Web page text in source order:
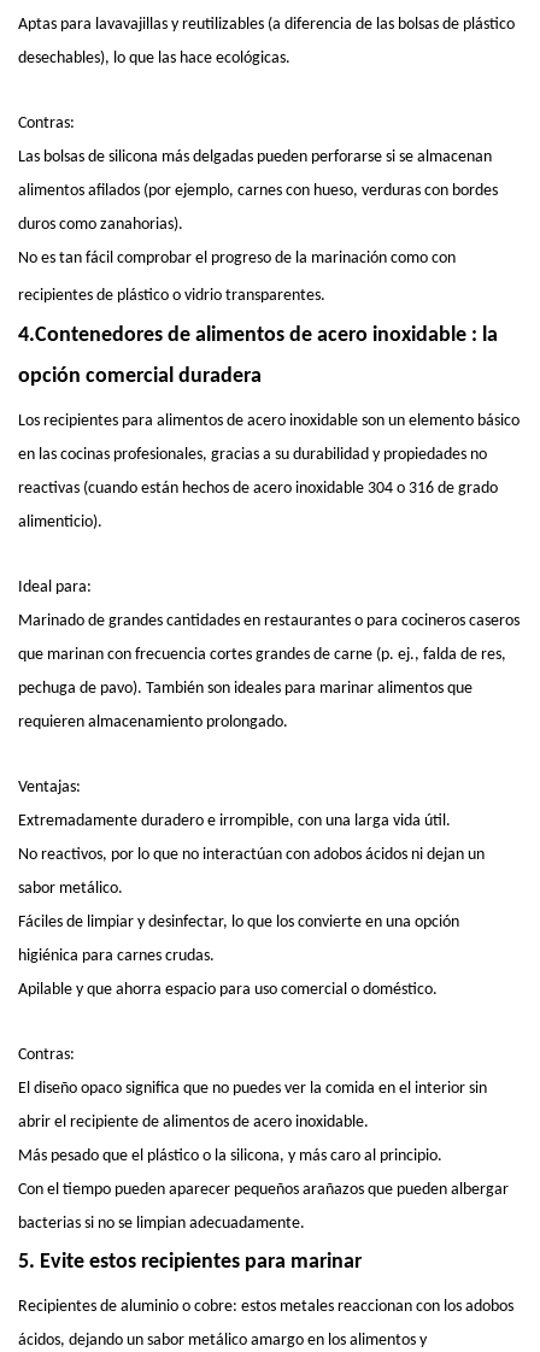
Aptas para lavavajillas y reutilizables (a diferencia de las bolsas de plástico
desechables), lo que las hace ecológicas.
Contras:
Las bolsas de silicona más delgadas pueden perforarse si se almacenan
alimentos afilados (por ejemplo, carnes con hueso, verduras con bordes
duros como zanahorias).
No es tan fácil comprobar el progreso de la marinación como con
recipientes de plástico o vidrio transparentes.
4.Contenedores de alimentos de acero inoxidable : la
opción comercial duradera
Los recipientes para alimentos de acero inoxidable son un elemento básico
en las cocinas profesionales, gracias a su durabilidad y propiedades no
reactivas (cuando están hechos de acero inoxidable 304 o 316 de grado
alimenticio).
Ideal para:
Marinado de grandes cantidades en restaurantes o para cocineros caseros
que marinan con frecuencia cortes grandes de carne (p. ej., falda de res,
pechuga de pavo). También son ideales para marinar alimentos que
requieren almacenamiento prolongado.
Ventajas:
Extremadamente duradero e irrompible, con una larga vida útil.
No reactivos, por lo que no interactúan con adobos ácidos ni dejan un
sabor metálico.
Fáciles de limpiar y desinfectar, lo que los convierte en una opción
higiénica para carnes crudas.
Apilable y que ahorra espacio para uso comercial o doméstico.
Contras:
El diseño opaco significa que no puedes ver la comida en el interior sin
abrir el recipiente de alimentos de acero inoxidable.
Más pesado que el plástico o la silicona, y más caro al principio.
Con el tiempo pueden aparecer pequeños arañazos que pueden albergar
bacterias si no se limpian adecuadamente.
5. Evite estos recipientes para marinar
Recipientes de aluminio o cobre: ​​estos metales reaccionan con los adobos
ácidos, dejando un sabor metálico amargo en los alimentos y